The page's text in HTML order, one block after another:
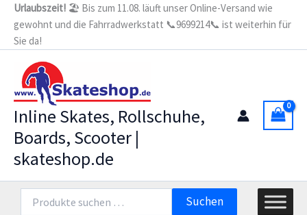
Zum
Inhalt
springen
Urlaubszeit! 🏖️ Bis zum 11.08. läuft unser Online-Versand wie
gewohnt und die Fahrradwerkstatt 📞9699214📞 ist weiterhin für
Sie da!
Inline Skates, Rollschuhe,
Boards, Scooter |
skateshop.de
nach:
Suchen